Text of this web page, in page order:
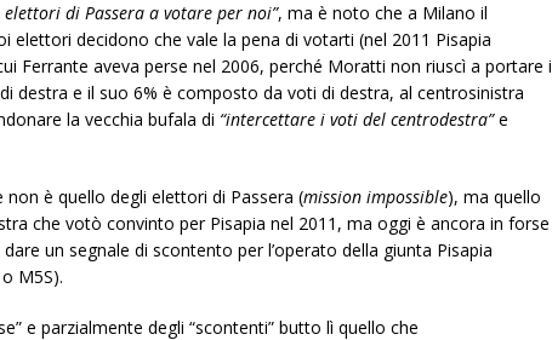
di Passera a votare per noi”, ma è noto che a Milano il
elettori decidono che vale la pena di votarti (nel 2011 Pisapia
Ferrante aveva perse nel 2006, perché Moratti non riuscì a portare i
destra e il suo 6% è composto da voti di destra, al centrosinistra
la vecchia bufala di “intercettare i voti del centrodestra”e
è quello degli elettori di Passera (mission impossible), ma quello
che votò convinto per Pisapia nel 2011, ma oggi è ancora in forse
un segnale di scontento per l’operato della giunta Pisapia
M5S).
e parzialmente degli “scontenti” butto lì quello che